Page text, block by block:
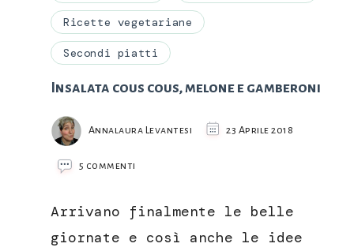
Ricette vegetariane
Secondi piatti
Insalata cous cous, melone e gamberoni
Annalaura Levantesi 23 Aprile 2018
5 commenti
cous,
Arrivano finalmente le belle
giornate e così anche le idee